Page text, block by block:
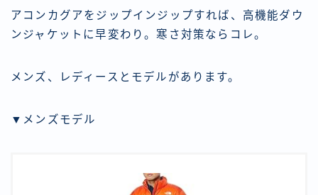
アコンカグアをジップインジップすれば、高機能ダウ
ンジャケットに早変わり。寒さ対策ならコレ。
メンズ、レディースとモデルがあります。
▼メンズモデル